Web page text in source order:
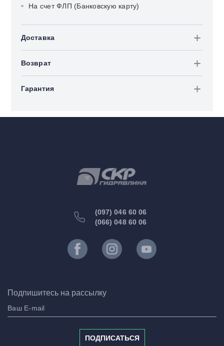
На счет ФЛП (Банковскую карту)
Доставка
Возврат
Гарантия
(097) 046 60 06
(066) 048 60 06
Подпишитесь на рассылку
ПОДПИСАТЬСЯ